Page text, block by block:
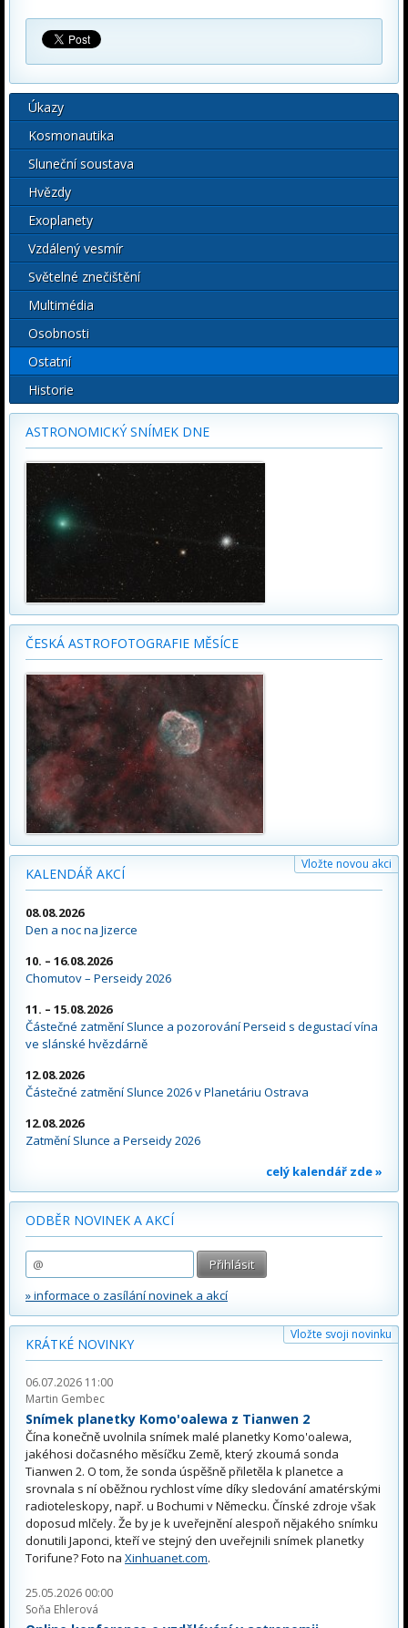
Úkazy
Kosmonautika
Sluneční soustava
Hvězdy
Exoplanety
Vzdálený vesmír
Světelné znečištění
Multimédia
Osobnosti
Ostatní
Historie
ASTRONOMICKÝ SNÍMEK DNE
ČESKÁ ASTROFOTOGRAFIE MĚSÍCE
KALENDÁŘ AKCÍ
Vložte novou akci
08.08.2026
Den a noc na Jizerce
10. – 16.08.2026
Chomutov – Perseidy 2026
11. – 15.08.2026
Částečné zatmění Slunce a pozorování Perseid s degustací vína
ve slánské hvězdárně
12.08.2026
Částečné zatmění Slunce 2026 v Planetáriu Ostrava
12.08.2026
Zatmění Slunce a Perseidy 2026
celý kalendář zde »
ODBĚR NOVINEK A AKCÍ
» informace o zasílání novinek a akcí
Vložte svoji novinku
KRÁTKÉ NOVINKY
06.07.2026 11:00
Martin Gembec
Snímek planetky Komo'oalewa z Tianwen 2
Čína konečně uvolnila snímek malé planetky Komo'oalewa,
jakéhosi dočasného měsíčku Země, který zkoumá sonda
Tianwen 2. O tom, že sonda úspěšně přiletěla k planetce a
srovnala s ní oběžnou rychlost víme díky sledování amatérskými
radioteleskopy, např. u Bochumi v Německu. Čínské zdroje však
doposud mlčely. Že by je k uveřejnění alespoň nějakého snímku
donutili Japonci, kteří ve stejný den uveřejnili snímek planetky
Torifune? Foto na Xinhuanet.com.
25.05.2026 00:00
Soňa Ehlerová